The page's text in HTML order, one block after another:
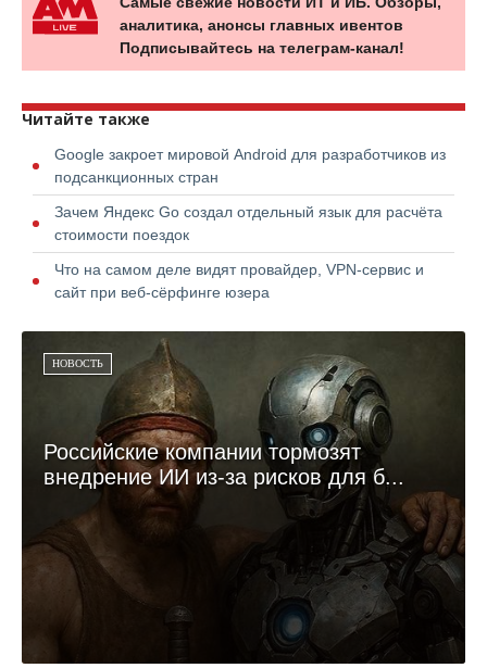
аналитика, анонсы главных ивентов
Подписывайтесь на телеграм-канал!
Читайте также
Google закроет мировой Android для разработчиков из
подсанкционных стран
Зачем Яндекс Go создал отдельный язык для расчёта
стоимости поездок
Что на самом деле видят провайдер, VPN-сервис и
сайт при веб-сёрфинге юзера
НОВОСТЬ
Российские компании тормозят
внедрение ИИ из-за рисков для б...